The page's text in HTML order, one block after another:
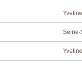
Seine-